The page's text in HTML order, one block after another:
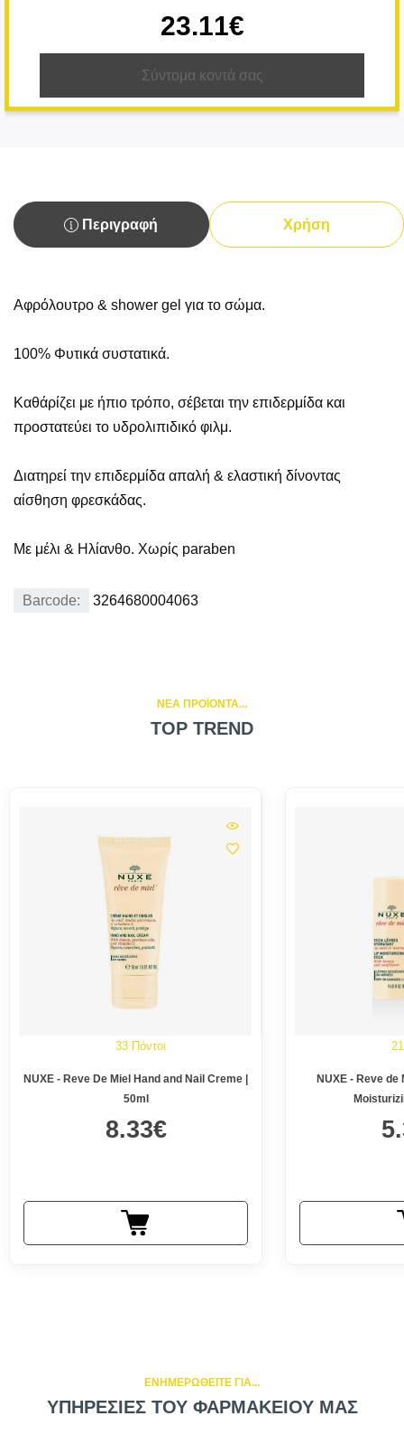
23.11€
Σύντομα κοντά σας
Περιγραφή Χρήση
Αφρόλουτρο & shower gel για το σώμα.
100% Φυτικά συστατικά.
Καθάρίζει με ήπιο τρόπο, σέβεται την επιδερμίδα και
προστατεύει το υδρολιπιδικό φιλμ.
Διατηρεί την επιδερμίδα απαλή & ελαστική δίνοντας
αίσθηση φρεσκάδας.
Με μέλι & Ηλίανθο. Χωρίς paraben
Barcode: 3264680004063
NEA ΠΡΟΪΟΝΤΑ...
TOP TREND
33 Πόντοι
NUXE - Reve De Miel Hand and Nail Creme |
50ml
8.33€
NUXE - Reve
ΕΝΗΜΕΡΩΘΕΙΤΕ ΓΙΑ...
ΥΠΗΡΕΣΙΕΣ ΤΟΥ ΦΑΡΜΑΚΕΙΟΥ ΜΑΣ